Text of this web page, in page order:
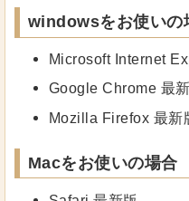
windowsをお使いの
Microsoft Internet
Google Chrome 最
Mozilla Firefox 最新
Macをお使いの場合